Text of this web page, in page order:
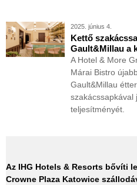
2025. június 4.
Kettő
Gault&Millau a
A Hotel & More
Márai Bistro
Gault&Millau
szakácssapkával
teljesítményét.
Az IHG Hotels & Resorts bővíti
Crowne Plaza Katowice